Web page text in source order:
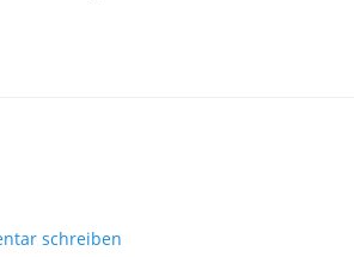
schreiben